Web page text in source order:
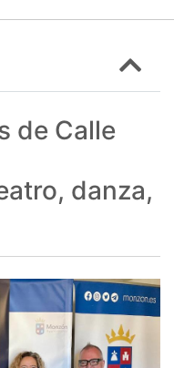
de Calle
danza,